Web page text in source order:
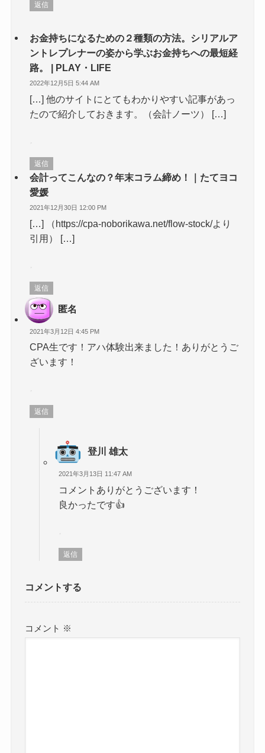
返信
お金持ちになるための２種類の方法。シリアルア
ントレプレナーの姿から学ぶお金持ちへの最短経
路。 | PLAY・LIFE
2022年12月5日 5:44 AM
[…] 他のサイトにとてもわかりやすい記事があっ
たので紹介しておきます。（会計ノーツ） […]
返信
会計ってこんなの？年末コラム締め！｜たてヨコ
愛媛
2021年12月30日 12:00 PM
[…] （https://cpa-noborikawa.net/flow-stock/より
引用） […]
返信
匿名
2021年3月12日 4:45 PM
CPA生です！アハ体験出来ました！ありがとうご
ざいます！
返信
登川 雄太
2021年3月13日 11:47 AM
コメントありがとうございます！
良かったです👍
返信
コメントする
コメント ※